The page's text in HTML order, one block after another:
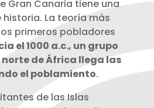
Gran Canaria tiene una
La teoría más
primeros pobladores
el 1000 a.c., un grupo
norte de África llega las
el poblamiento.
de las Islas